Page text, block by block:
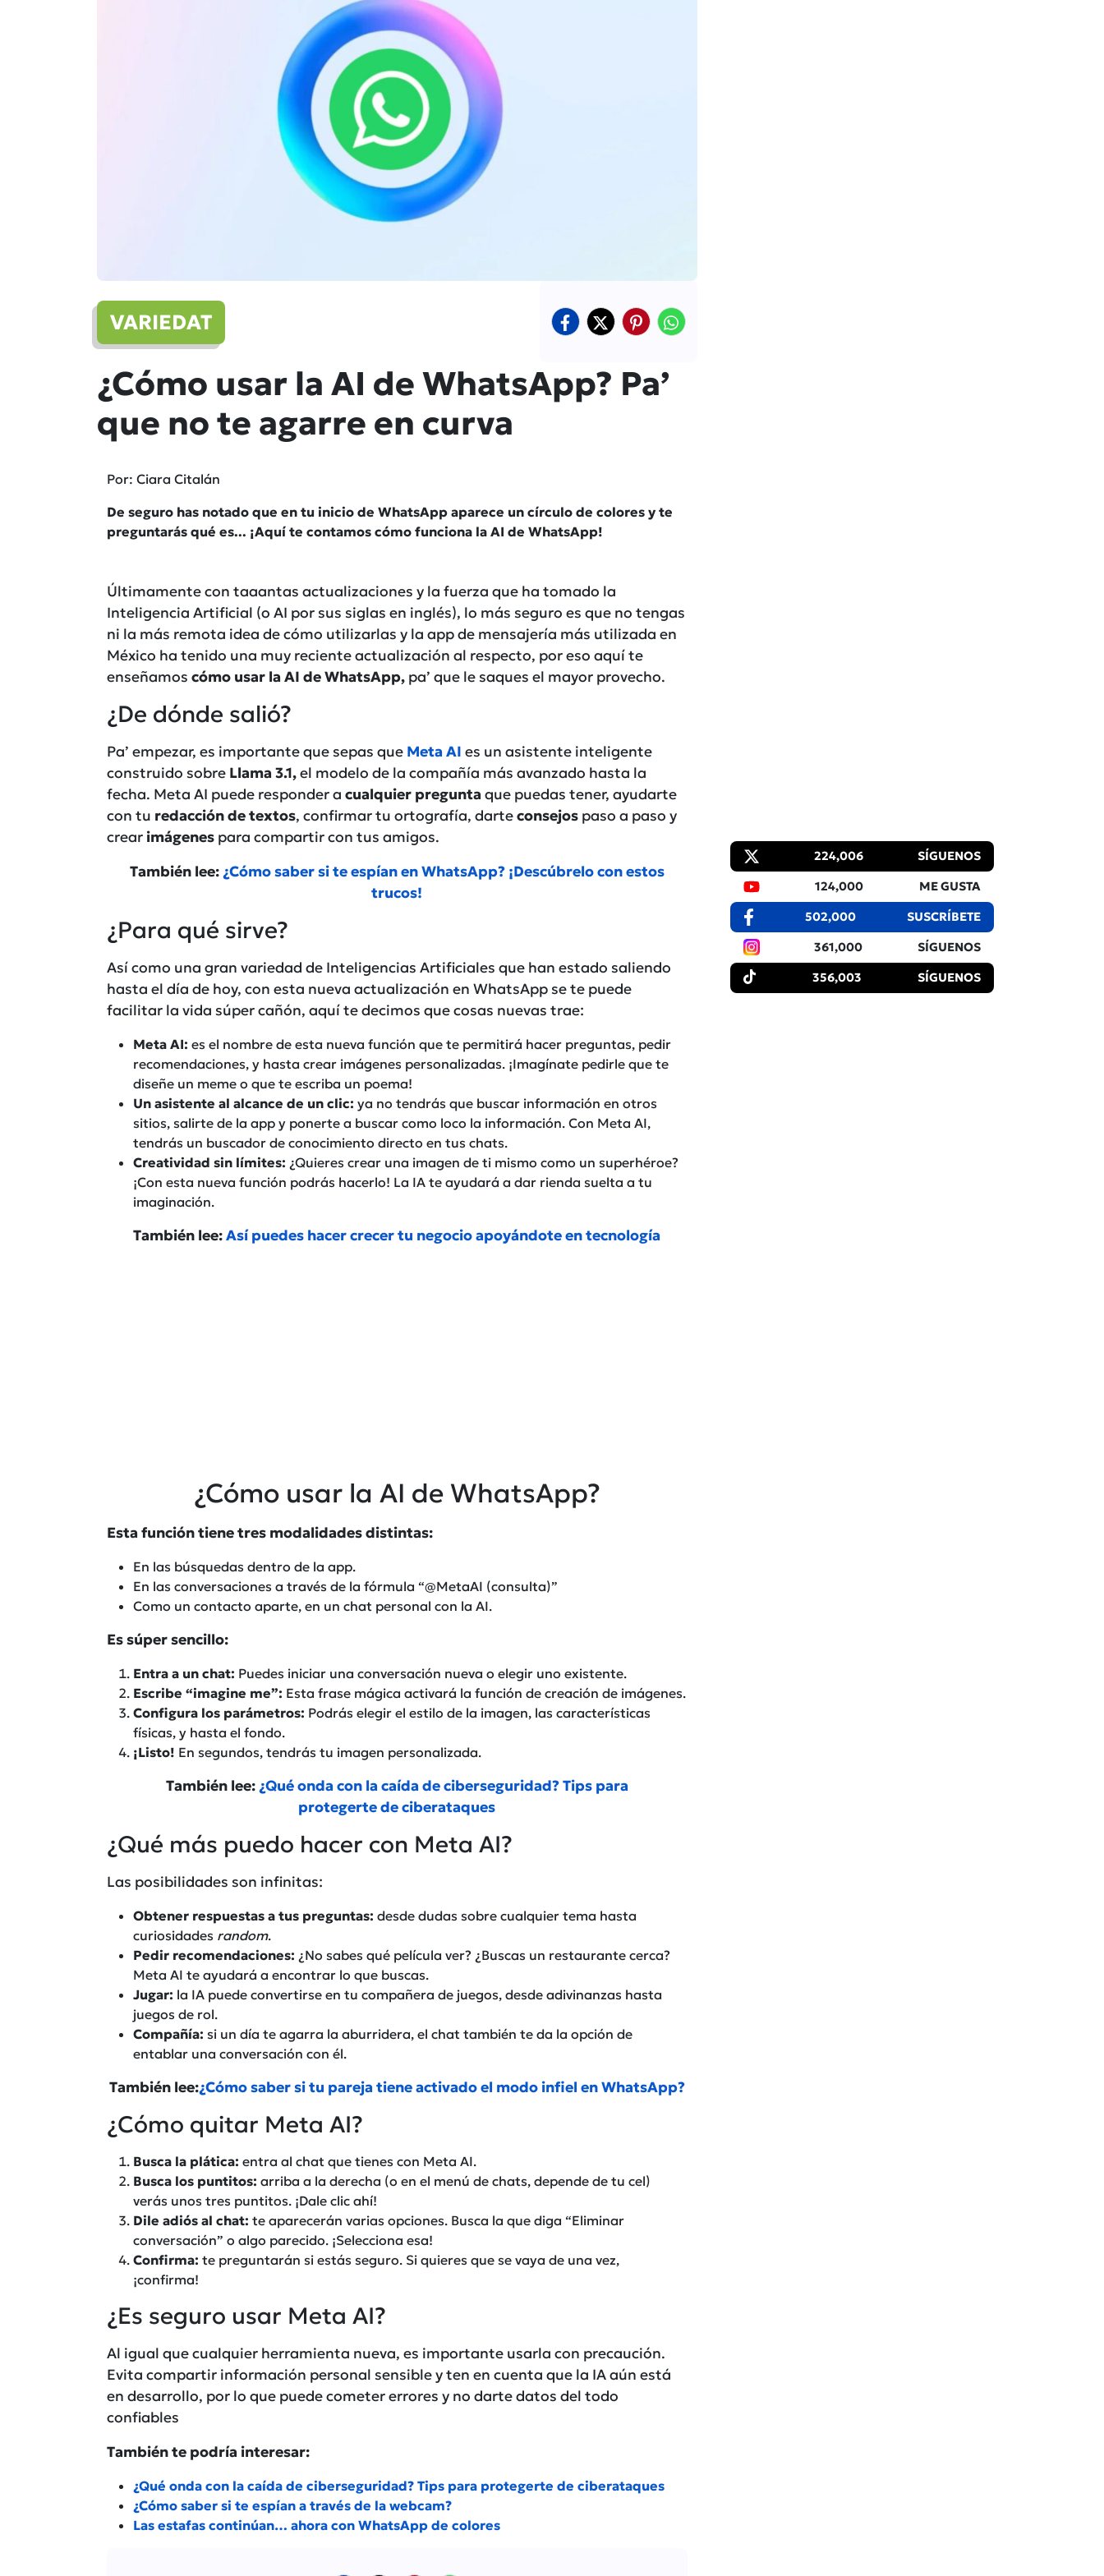
VARIEDAT
¿Cómo usar la AI de WhatsApp? Pa’
que no te agarre en curva
Por: Ciara Citalán
De seguro has notado que en tu inicio de WhatsApp aparece un círculo de colores y te
preguntarás qué es... ¡Aquí te contamos cómo funciona la AI de WhatsApp!
Últimamente con taaantas actualizaciones y la fuerza que ha tomado la
Inteligencia Artificial (o AI por sus siglas en inglés), lo más seguro es que no tengas
ni la más remota idea de cómo utilizarlas y la app de mensajería más utilizada en
México ha tenido una muy reciente actualización al respecto, por eso aquí te
enseñamos cómo usar la AI de WhatsApp, pa’ que le saques el mayor provecho.
¿De dónde salió?
Pa’ empezar, es importante que sepas que Meta AI es un asistente inteligente
construido sobre Llama 3.1,el modelo de la compañía más avanzado hasta la
fecha. Meta AI puede responder a cualquier pregunta que puedas tener, ayudarte
con tu redacción de textos, confirmar tu ortografía, darteconsejos paso a paso y
crear imágenes para compartir con tus amigos.
También lee: ¿Cómo saber si te espían en WhatsApp? ¡Descúbrelo con estos
trucos!
¿Para qué sirve?
Así como una gran variedad de Inteligencias Artificiales que han estado saliendo
hasta el día de hoy, con esta nueva actualización en WhatsApp se te puede
facilitar la vida súper cañón, aquí te decimos que cosas nuevas trae:
Meta AI: es el nombre de esta nueva función que te permitirá hacer preguntas, pedir
recomendaciones, y hasta crear imágenes personalizadas. ¡Imagínate pedirle que te
diseñe un meme o que te escriba un poema!
Un asistente al alcance de un clic: ya no tendrás que buscar información en otros
sitios, salirte de la app y ponerte a buscar como loco la información. Con Meta AI,
tendrás un buscador de conocimiento directo en tus chats.
Creatividad sin límites: ¿Quieres crear una imagen de ti mismo como un superhéroe?
¡Con esta nueva función podrás hacerlo! La IA te ayudará a dar rienda suelta a tu
imaginación.
También lee:Así puedes hacer crecer tu negocio apoyándote en tecnología
¿Cómo usar la AI de WhatsApp?
Esta función tiene tres modalidades distintas:
En las búsquedas dentro de la app.
En las conversaciones a través de la fórmula “@MetaAI (consulta)”
Como un contacto aparte, en un chat personal con la AI.
Es súper sencillo:
Entra a un chat: Puedes iniciar una conversación nueva o elegir uno existente.
Escribe “imagine me”: Esta frase mágica activará la función de creación de imágenes.
Configura los parámetros: Podrás elegir el estilo de la imagen, las características
físicas, y hasta el fondo.
¡Listo! En segundos, tendrás tu imagen personalizada.
También lee: ¿Qué onda con la caída de ciberseguridad? Tips para
protegerte de ciberataques
¿Qué más puedo hacer con Meta AI?
Las posibilidades son infinitas:
Obtener respuestas a tus preguntas: desde dudas sobre cualquier tema hasta
curiosidades random.
Pedir recomendaciones: ¿No sabes qué película ver? ¿Buscas un restaurante cerca?
Meta AI te ayudará a encontrar lo que buscas.
Jugar: la IA puede convertirse en tu compañera de juegos, desde adivinanzas hasta
juegos de rol.
Compañía: si un día te agarra la aburridera, el chat también te da la opción de
entablar una conversación con él.
También lee:¿Cómo saber si tu pareja tiene activado el modo infiel en WhatsApp?
¿Cómo quitar Meta AI?
Busca la plática: entra al chat que tienes con Meta AI.
Busca los puntitos: arriba a la derecha (o en el menú de chats, depende de tu cel)
verás unos tres puntitos. ¡Dale clic ahí!
Dile adiós al chat: te aparecerán varias opciones. Busca la que diga “Eliminar
conversación” o algo parecido. ¡Selecciona esa!
Confirma: te preguntarán si estás seguro. Si quieres que se vaya de una vez,
¡confirma!
¿Es seguro usar Meta AI?
Al igual que cualquier herramienta nueva, es importante usarla con precaución.
Evita compartir información personal sensible y ten en cuenta que la IA aún está
en desarrollo, por lo que puede cometer errores y no darte datos del todo
confiables
También te podría interesar:
¿Qué onda con la caída de ciberseguridad? Tips para protegerte de ciberataques
¿Cómo saber si te espían a través de la webcam?
Las estafas continúan… ahora con WhatsApp de colores
224,006 SÍGUENOS
124,000 ME GUSTA
502,000 SUSCRÍBETE
361,000 SÍGUENOS
356,003 SÍGUENOS